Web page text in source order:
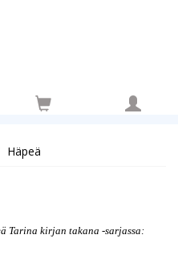
Häpeä
Tarina kirjan takana -sarjassa: